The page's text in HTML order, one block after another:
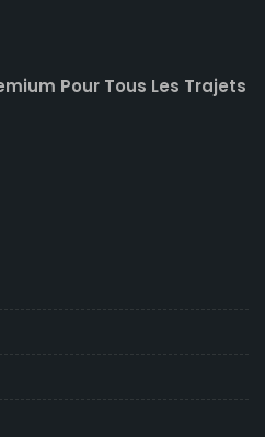
Pour Tous Les Trajets